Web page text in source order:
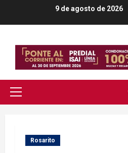
9 de agosto de 2026
Menú
Rosarito